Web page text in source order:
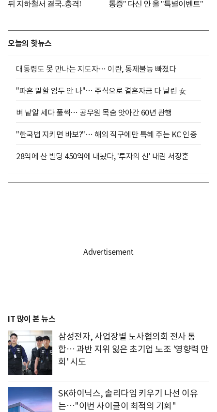
오늘의 핫뉴스
대통령도 못 만나는 지도자… 이란, 통제불능 빠졌다
"파혼 말할 엄두 안 나"… 주식으로 결혼자금 다 날린 女
벼 낱알 세다 풀썩… 공무원 목숨 앗아간 60년 관행
"한국법 지키면 바보?"… 해외 직구에만 특혜 주는 KC 인증
28억에 산 빌딩 450억에 내놨다, '투자의 신' 내린 서장훈
IT 많이 본 뉴스
삼성전자, 사업장별 노사협의회 전사 통
합… 과반 지위 잃은 초기업 노조 '영향력 만
회' 시도
SK하이닉스, 솔리다임 키우기 나선 이유
는…"이번 사이클이 최적의 기회"